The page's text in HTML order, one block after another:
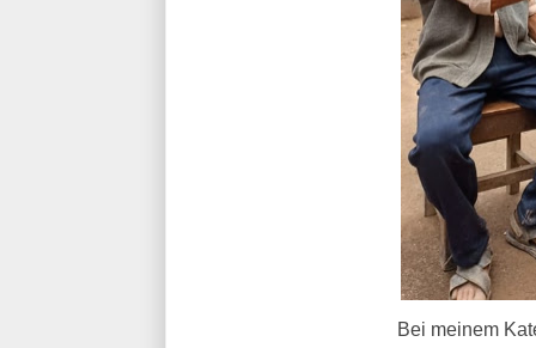
Bei meinem